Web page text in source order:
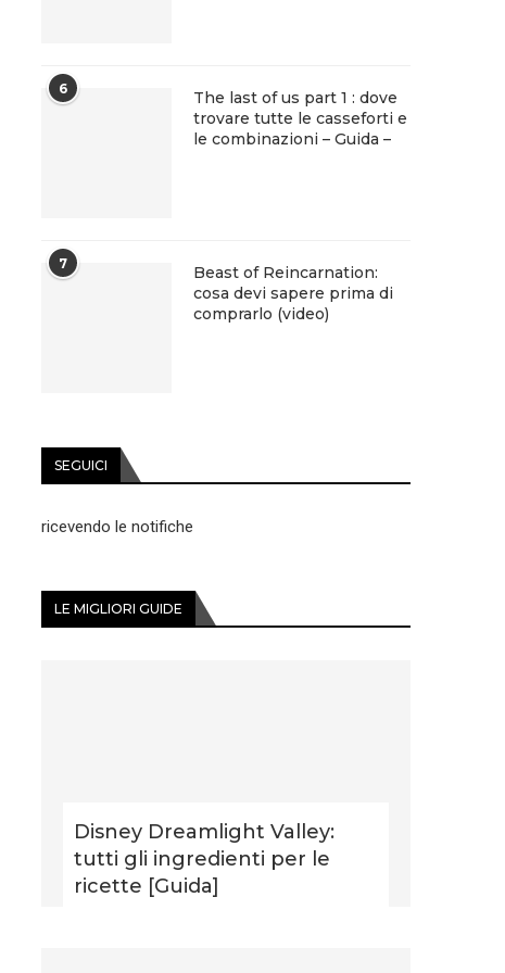
6
The last of us part 1 : dove
trovare tutte le casseforti e
le combinazioni – Guida –
7
Beast of Reincarnation:
cosa devi sapere prima di
comprarlo (video)
SEGUICI
ricevendo le notifiche
LE MIGLIORI GUIDE
Disney Dreamlight Valley:
tutti gli ingredienti per le
ricette [Guida]